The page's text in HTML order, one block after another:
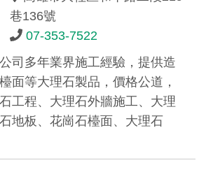
巷136號
07-353-7522
司多年業界施工經驗，提供造
面等大理石製品，價格公道，
工程、大理石外牆施工、大理
地板、花崗石檯面、大理石